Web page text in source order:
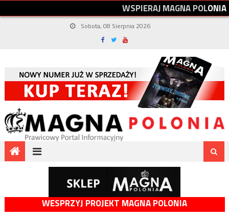
WSPIERAJMAGNAPOLONIA
Sobota, 08 Sierpnia 2026
WESPRZYJ PROJEKT MAGNA POLONIA